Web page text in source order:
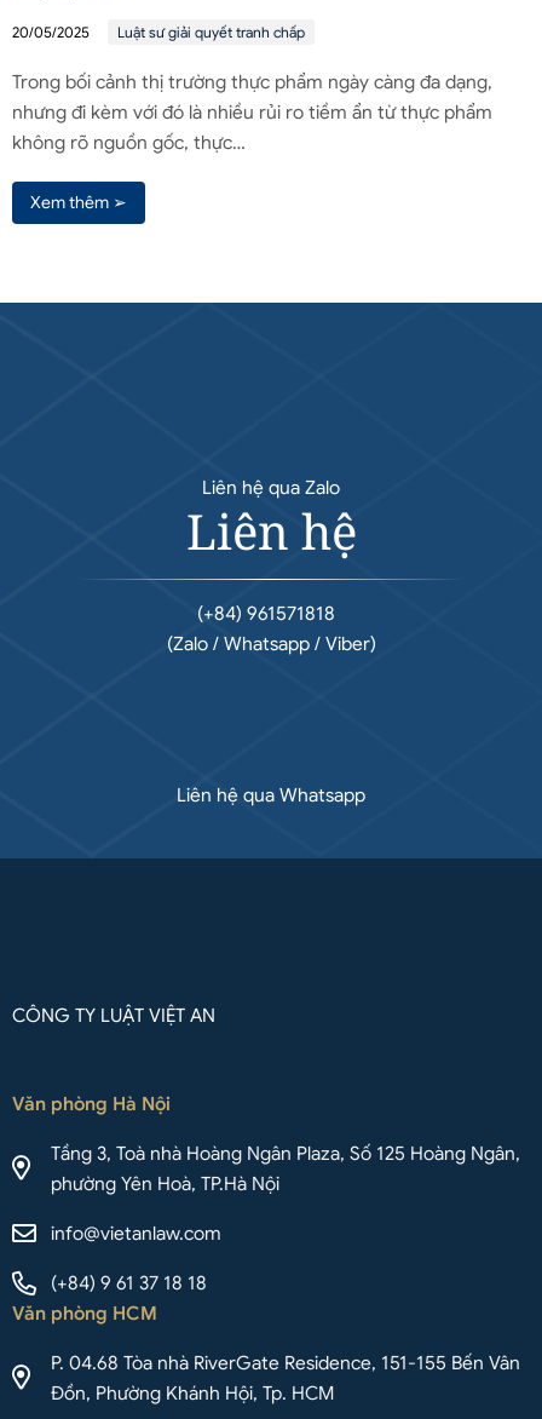
20/05/2025 Luật sư giải quyết tranh chấp
Trong bối cảnh thị trường thực phẩm ngày càng đa dạng,
nhưng đi kèm với đó là nhiều rủi ro tiềm ẩn từ thực phẩm
không rõ nguồn gốc, thực…
Xem thêm ➢
Liên hệ qua Zalo
Liên hệ
(+84) 961571818
(Zalo / Whatsapp / Viber)
Liên hệ qua Whatsapp
CÔNG TY LUẬT VIỆT AN
Văn phòng Hà Nội
Tầng 3, Toà nhà Hoàng Ngân Plaza, Số 125 Hoàng Ngân,
phường Yên Hoà, TP.Hà Nội
info@vietanlaw.com
(+84) 9 61 37 18 18
Văn phòng HCM
P. 04.68 Tòa nhà RiverGate Residence, 151-155 Bến Vân
Đồn, Phường Khánh Hội, Tp. HCM